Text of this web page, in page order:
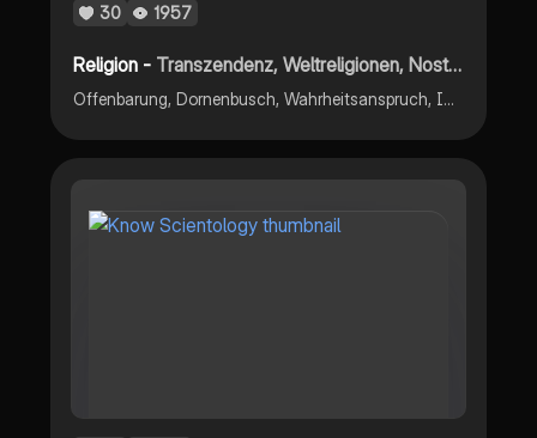
30 1957
Religion - Transzendenz, Weltreligionen, Nostra Aetate
Offenbarung, Dornenbusch, Wahrheitsanspruch, Inklusivismus, Exklusivismus, Pluralismus, Solidarität der Pilger, Tomas Halik